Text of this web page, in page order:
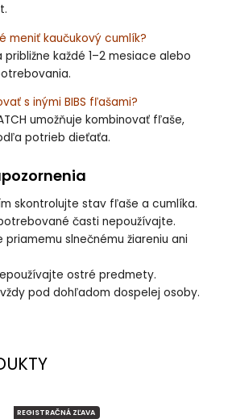
meniť kaučukový cumlík?
každé 1–2 mesiace alebo
s inými BIBS fľašami?
umožňuje kombinovať fľaše,
potrieb dieťaťa.
skontrolujte stav fľaše a cumlíka.
časti nepoužívajte.
priamemu slnečnému žiareniu ani
ostré predmety.
pod dohľadom dospelej osoby.
REGISTRAČNÁ ZĽAVA